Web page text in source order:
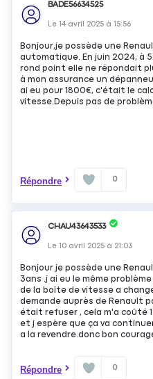
BADE56634525
Le14 avril 2025 à15:56
Bonjour,je possède une
automatique. En juin 2024, à
rond point elle ne répondait
à mon assurance un
ai eu pour 1800€, c'était le
vitesse.Depuis pas de
Répondre 0
CHAU43643533
Le10 avril 2025 à 21:03
Bonjour je possède une
3ans .j ai eu le même
de la boîte de vitesse a
demande auprès de Renault
était refuser , cela m'a coûté
et j espère que ça va
a la revendre.donc bon
Répondre 0